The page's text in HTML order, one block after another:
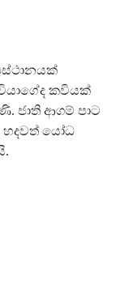
කවියක්
ජාති ආගම් පාට
හදවත් යෝධ